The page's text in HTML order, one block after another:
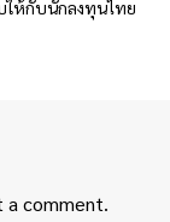
ให้กับนักลงทุนไทย
a comment.